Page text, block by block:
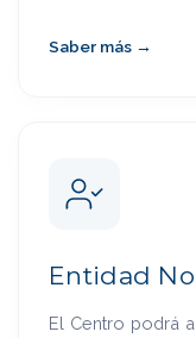
Saber más →
Entidad
El Centro podrá